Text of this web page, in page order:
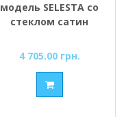
модель SELESTA со
стеклом сатин
4 705.00 грн.